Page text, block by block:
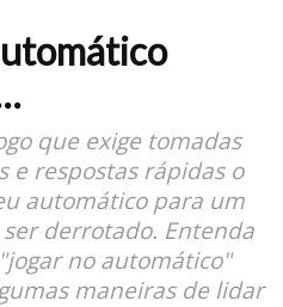
que exige tomadas
e respostas rápidas o
automático para um
derrotado. Entenda
no automático"
maneiras de lidar